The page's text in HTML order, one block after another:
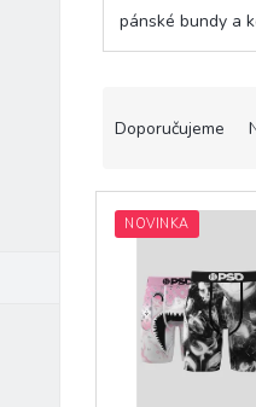
pánské bundy a
Doporučujeme
V
NOVINKA